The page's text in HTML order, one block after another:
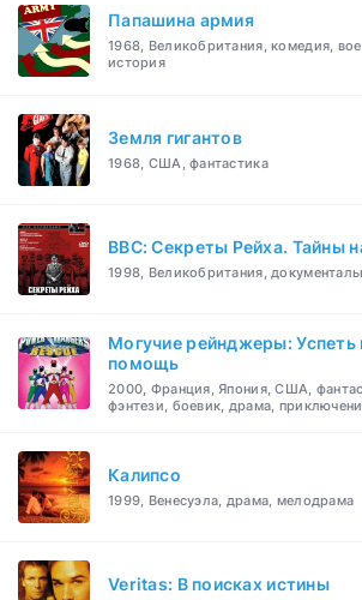
Папашина армия
1968, Великобритания, комедия,
история
Земля гигантов
1968, США, фантастика
BBC: Секреты Рейха. Тайны
1998, Великобритания,
Могучие рейнджеры: Успеть
помощь
2000, Франция, Япония, США,
фэнтези, боевик, драма,
Калипсо
1999, Венесуэла, драма, мелодрама
Veritas: В поисках истины